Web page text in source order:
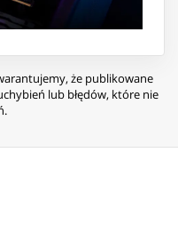
że publikowane
lub błędów, które nie